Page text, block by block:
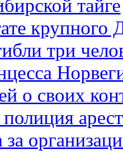
тайге
крупного
три
о своих